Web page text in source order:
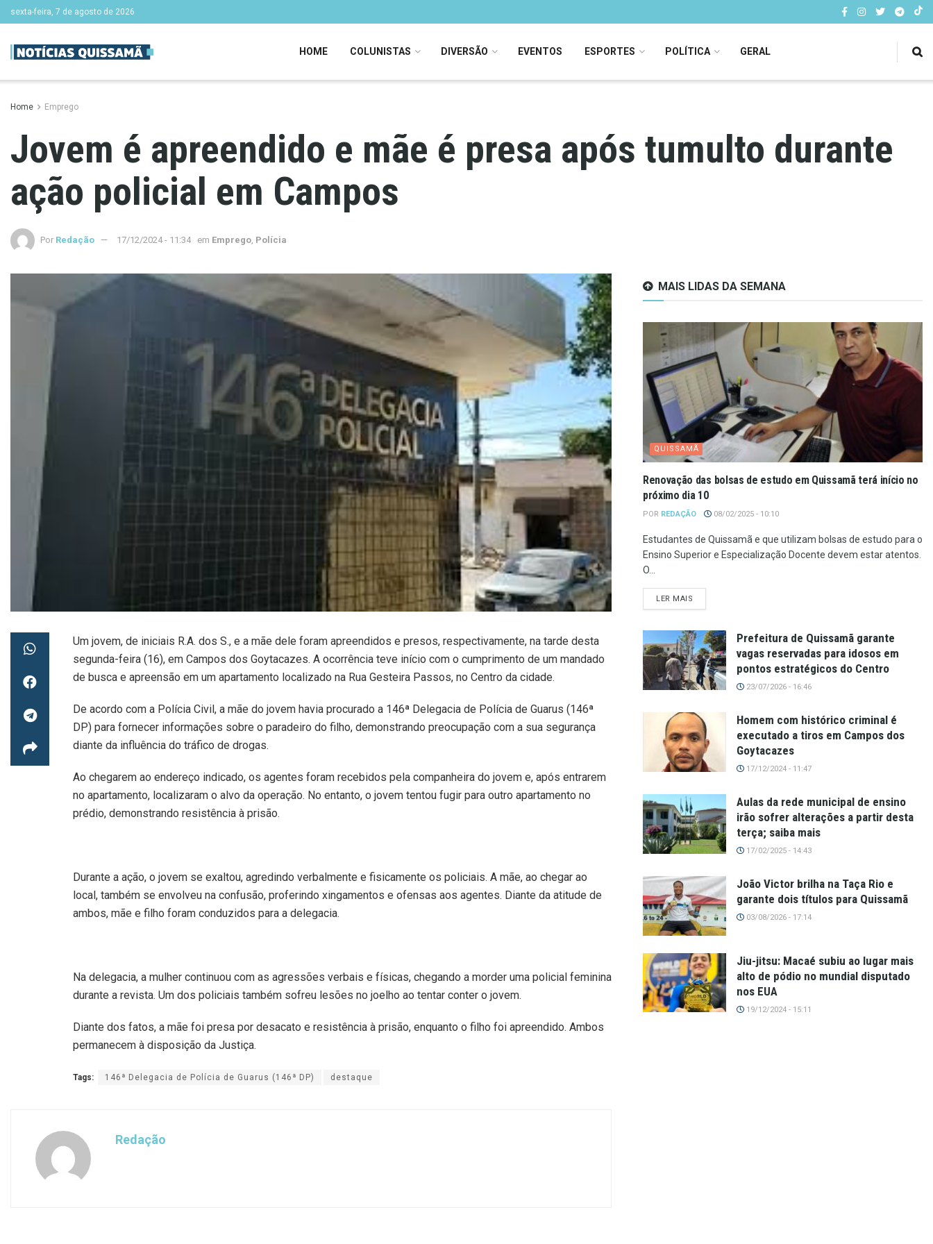
sexta-feira, 7 de agosto de 2026
HOME COLUNISTAS DIVERSÃO EVENTOS ESPORTES POLÍTICA GERAL
Home Emprego
Jovem é apreendido e mãe é presa após tumulto durante
ação policial em Campos
Por Redação 17/12/2024 - 11:34 em Emprego, Polícia
Um jovem, de iniciais R.A. dos S., e a mãe dele foram apreendidos e presos, respectivamente, na tarde desta
segunda-feira (16), em Campos dos Goytacazes. A ocorrência teve início com o cumprimento de um mandado
de busca e apreensão em um apartamento localizado na Rua Gesteira Passos, no Centro da cidade.
De acordo com a Polícia Civil, a mãe do jovem havia procurado a 146ª Delegacia de Polícia de Guarus (146ª
DP) para fornecer informações sobre o paradeiro do filho, demonstrando preocupação com a sua segurança
diante da influência do tráfico de drogas.
Ao chegarem ao endereço indicado, os agentes foram recebidos pela companheira do jovem e, após entrarem
no apartamento, localizaram o alvo da operação. No entanto, o jovem tentou fugir para outro apartamento no
prédio, demonstrando resistência à prisão.
Durante a ação, o jovem se exaltou, agredindo verbalmente e fisicamente os policiais. A mãe, ao chegar ao
local, também se envolveu na confusão, proferindo xingamentos e ofensas aos agentes. Diante da atitude de
ambos, mãe e filho foram conduzidos para a delegacia.
Na delegacia, a mulher continuou com as agressões verbais e físicas, chegando a morder uma policial feminina
durante a revista. Um dos policiais também sofreu lesões no joelho ao tentar conter o jovem.
Diante dos fatos, a mãe foi presa por desacato e resistência à prisão, enquanto o filho foi apreendido. Ambos
permanecem à disposição da Justiça.
Tags: 146ª Delegacia de Polícia de Guarus (146ª DP) destaque
Redação
MAIS LIDAS DA SEMANA
QUISSAMÃ
Renovação das bolsas de estudo em Quissamã terá início no
próximo dia 10
POR REDAÇÃO 08/02/2025 - 10:10
Estudantes de Quissamã e que utilizam bolsas de estudo para o
Ensino Superior e Especialização Docente devem estar atentos.
O...
LER MAIS
Prefeitura de Quissamã garante
vagas reservadas para idosos em
pontos estratégicos do Centro
23/07/2026 - 16:46
Homem com histórico criminal é
executado a tiros em Campos dos
Goytacazes
17/12/2024 - 11:47
Aulas da rede municipal de ensino
irão sofrer alterações a partir desta
terça; saiba mais
17/02/2025 - 14:43
João Victor brilha na Taça Rio e
garante dois títulos para Quissamã
03/08/2026 - 17:14
Jiu-jitsu: Macaé subiu ao lugar mais
alto de pódio no mundial disputado
nos EUA
19/12/2024 - 15:11